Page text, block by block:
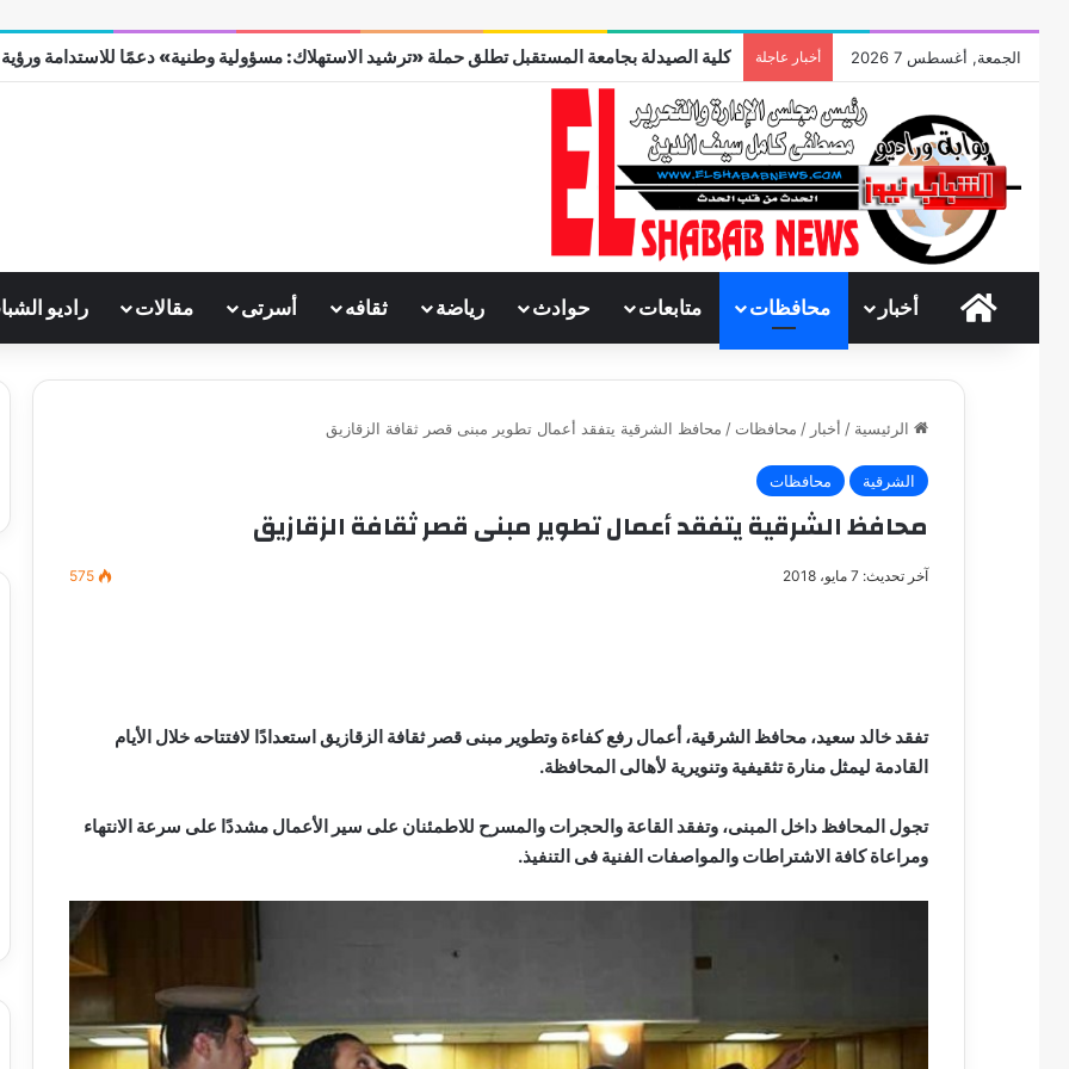
الجمعة, أغسطس 7 2026 أخبار عاجلة وقفات مباركة مع سورة الحج.. الجامع الأزهر يعقد اليوم ملتقى القضايا المعاصرة اليوم
الرئيسية
أخبار محافظات متابعات حوادث رياضة ثقافه أسرتى مقالات راديو
الرئيسية / أخبار / محافظات / محافظ الشرقية يتفقد أعمال تطوير مبنى قصر ثقافة الزقازيق
الشرقية محافظات
محافظ الشرقية يتفقد أعمال تطوير مبنى قصر ثقافة الزقازيق
آخر تحديث: 7 مايو، 2018 575
تفقد خالد سعيد، محافظ الشرقية، أعمال رفع كفاءة وتطوير مبنى قصر ثقافة الزقازيق استعدادًا لافتتاحه خلال الأيام
القادمة ليمثل منارة تثقيفية وتنويرية لأهالى المحافظة.
تجول المحافظ داخل المبنى، وتفقد القاعة والحجرات والمسرح للاطمئنان على سير الأعمال مشددًا على سرعة الانتهاء
ومراعاة كافة الاشتراطات والمواصفات الفنية فى التنفيذ.
سيف
الدين
….
مايسه
عطوه
كليوباترا
القرن
مصطفى كامل سيف الدين …. يكتب
مايسه عطوه كليوباترا القرن 21
الدين
ميلاد
ميلاد جديد